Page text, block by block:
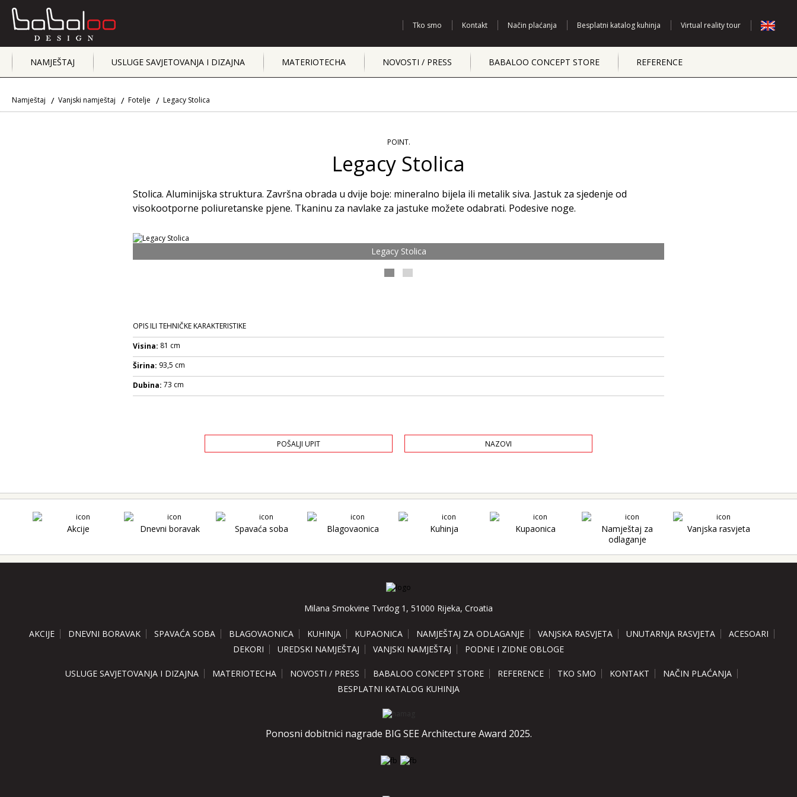
Tko smo Kontakt Način plaćanja Besplatni katalog kuhinja Virtual reality tour
NAMJEŠTAJ USLUGE SAVJETOVANJA I DIZAJNA MATERIOTECHA NOVOSTI / PRESS BABALOO CONCEPT STORE REFERENCE
Namještaj Vanjski namještaj Fotelje Legacy Stolica
POINT.
Legacy Stolica
Stolica. Aluminijska struktura. Završna obrada u dvije boje: mineralno bijela ili metalik siva. Jastuk za sjedenje od
visokootporne poliuretanske pjene. Tkaninu za navlake za jastuke možete odabrati. Podesive noge.
Legacy Stolica
OPIS ILI TEHNIČKE KARAKTERISTIKE
Visina: 81 cm
Širina: 93,5 cm
Dubina: 73 cm
POŠALJI UPIT NAZOVI
Akcije Dnevni boravak Spavaća soba Blagovaonica Kuhinja Kupaonica
Namještaj za
odlaganje
Vanjska rasvjeta
Milana Smokvine Tvrdog 1, 51000 Rijeka, Croatia
AKCIJE DNEVNI BORAVAK SPAVAĆA SOBA BLAGOVAONICA KUHINJA KUPAONICA NAMJEŠTAJ ZA ODLAGANJE VANJSKA RASVJETA UNUTARNJA RASVJETA
ACESOARI
DEKORI
UREDSKI NAMJEŠTAJ VANJSKI NAMJEŠTAJ PODNE I ZIDNE OBLOGE
USLUGE SAVJETOVANJA I DIZAJNA MATERIOTECHA NOVOSTI / PRESS BABALOO CONCEPT STORE REFERENCE TKO SMO KONTAKT
NAČIN PLAĆANJA
BESPLATNI KATALOG KUHINJA
Ponosni dobitnici nagrade BIG SEE Architecture Award 2025.